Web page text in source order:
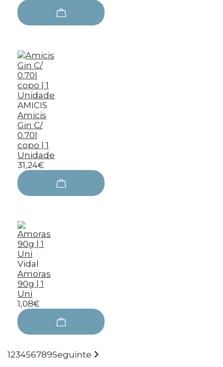
AMICIS
Amicis
Gin C/
0.70l
copo | 1
Unidade
31,24€
Vidal
Amoras
90g | 1
Uni
1,08€
123456789Seguinte